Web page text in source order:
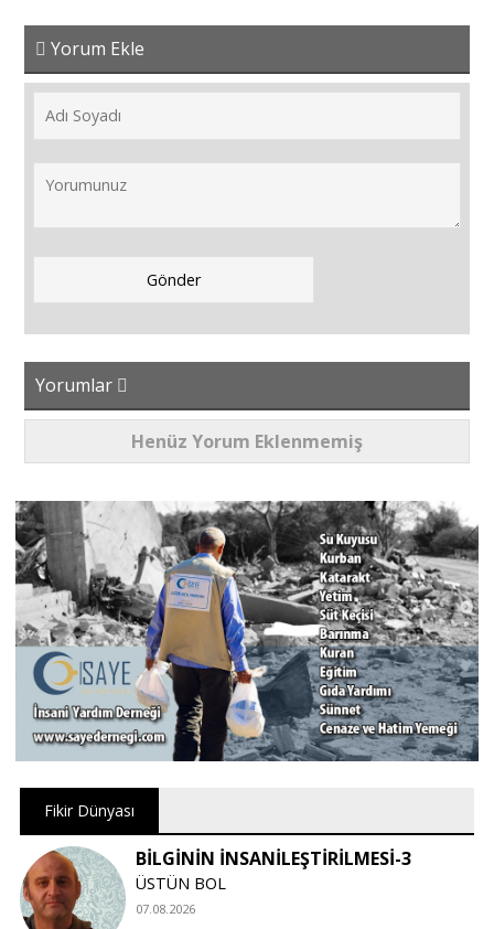
Yorum Ekle
Yorumlar
Henüz Yorum Eklenmemiş
Fikir Dünyası
BİLGİNİN İNSANİLEŞTİRİLMESİ-3
ÜSTÜN BOL
07.08.2026